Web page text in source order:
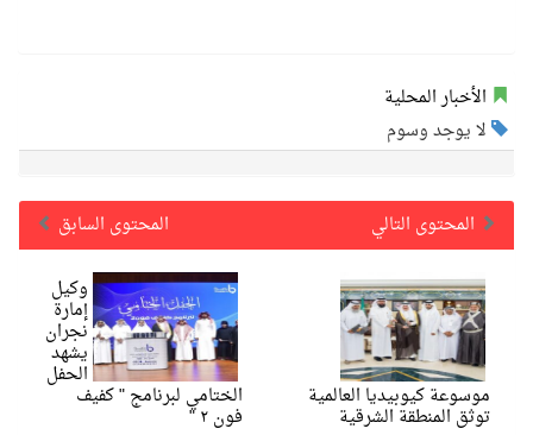
الأخبار المحلية
لا يوجد وسوم
المحتوى السابق
المحتوى التالي
وكيل
إمارة
نجران
يشهد
الحفل
الختامي لبرنامج " كفيف
فون ٢ "
موسوعة كيوبيديا العالمية
توثق المنطقة الشرقية